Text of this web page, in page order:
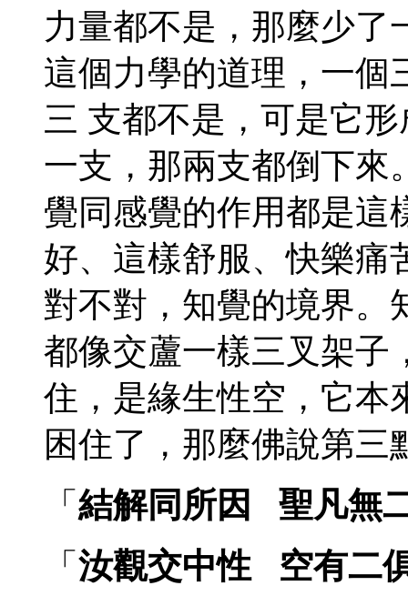
力量都不是，那麼少了
這個力學的道理，一個
三 支都不是，可是它
一支，那兩支都倒下來
覺同感覺的作用都是這
好、這樣舒服、快樂痛
對不對，知覺的境界。
都像交蘆一樣三叉架子
住，是緣生性空，它本
困住了，那麼佛說第三
「 結解同所因 聖凡無
「 汝觀交中性 空有二